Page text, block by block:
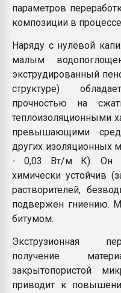
параметров
композиции в
Наряду с нулевой
малым
экструдированный
структуре)
прочностью на
теплоизоляционными
превышающими
других изоляционных
- 0,03 Вт/м К). Он
химически устойчив
растворителей,
подвержен гниению.
битумом.
Экструзионная
получение
закрытопористой
приводит к